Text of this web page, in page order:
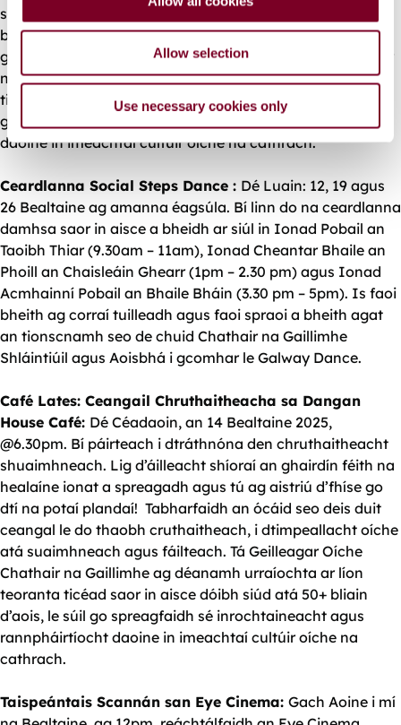
Allow selection
Use necessary cookies only
sólaistí beaga blasta agus deochanna úra, agus tú ag
baint taitneamh ag an am céanna as radhairc áille an
gharraí dhaingin Sheoirsigh. Tá Geilleagar Oíche Chathair
na Gaillimhe ag déanamh urraíochta ar líon teoranta
ticéad saor in aisce dóibh siúd atá 50+ bliain d’aois, le súil
go spreagfaidh sé inrochtaineacht agus rannpháirtíocht
daoine in imeachtaí cultúir oíche na cathrach.
Ceardlanna Social Steps Dance : Dé Luain: 12, 19 agus
26 Bealtaine ag amanna éagsúla. Bí linn do na ceardlanna
damhsa saor in aisce a bheidh ar siúl in Ionad Pobail an
Taoibh Thiar (9.30am – 11am), Ionad Cheantar Bhaile an
Phoill an Chaisleáin Ghearr (1pm – 2.30 pm) agus Ionad
Acmhainní Pobail an Bhaile Bháin (3.30 pm – 5pm). Is faoi
bheith ag corraí tuilleadh agus faoi spraoi a bheith agat
an tionscnamh seo de chuid Chathair na Gaillimhe
Shláintiúil agus Aoisbhá i gcomhar le Galway Dance.
Café Lates: Ceangail Chruthaitheacha sa Dangan
House Café: Dé Céadaoin, an 14 Bealtaine 2025,
@6.30pm. Bí páirteach i dtráthnóna den chruthaitheacht
shuaimhneach. Lig d’áilleacht shíoraí an ghairdín féith na
healaíne ionat a spreagadh agus tú ag aistriú d’fhíse go
dtí na potaí plandaí! Tabharfaidh an ócáid seo deis duit
ceangal le do thaobh cruthaitheach, i dtimpeallacht oíche
atá suaimhneach agus fáilteach. Tá Geilleagar Oíche
Chathair na Gaillimhe ag déanamh urraíochta ar líon
teoranta ticéad saor in aisce dóibh siúd atá 50+ bliain
d’aois, le súil go spreagfaidh sé inrochtaineacht agus
rannpháirtíocht daoine in imeachtaí cultúir oíche na
cathrach.
Taispeántais Scannán san Eye Cinema: Gach Aoine i mí